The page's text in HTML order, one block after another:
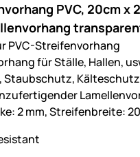
PVC, 20cm x
PVC-Streifenvorhang
für Ställe, Hallen,
Staubschutz, Kälteschutz
2 mm, Streifenbreite: